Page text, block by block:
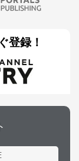
登録！